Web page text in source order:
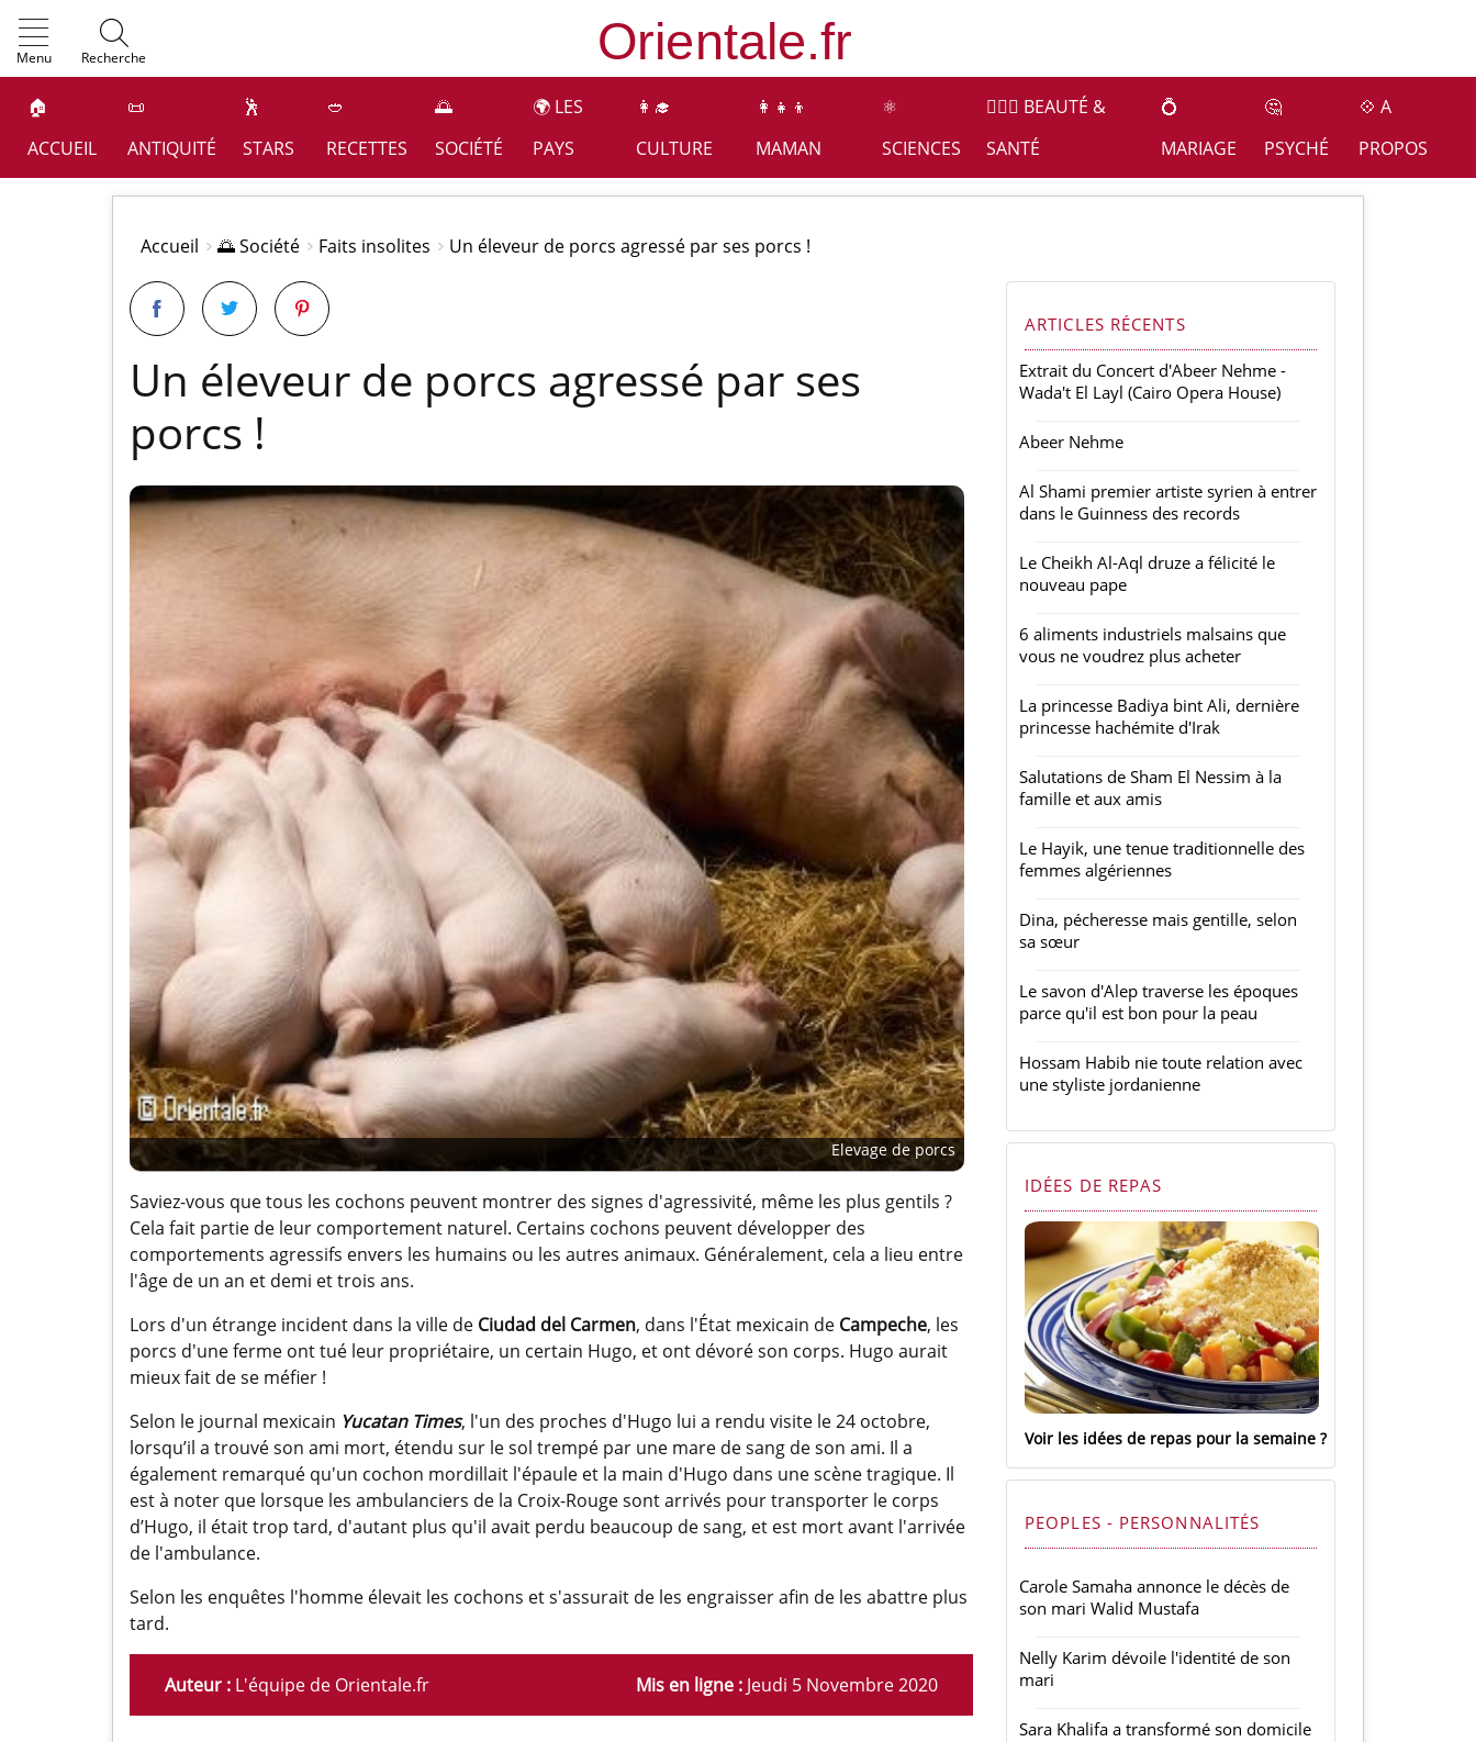
Menu Recherche
🏠
ACCUEIL
📜
ANTIQUITÉ
🕺
STARS
🥙
RECETTES
🌅
SOCIÉTÉ
🌍 LES
PAYS
👩‍🎓
CULTURE
👩‍👧‍👦
MAMAN
⚛️
SCIENCES
👩🏻‍⚕️ BEAUTÉ &
SANTÉ
💍
MARIAGE
🤔
PSYCHÉ
💠 A
PROPOS
Accueil 🌅 Société Faits insolites Un éleveur de porcs agressé par ses porcs !
Un éleveur de porcs agressé par ses
porcs !
Elevage de porcs
Saviez-vous que tous les cochons peuvent montrer des signes d'agressivité, même les plus gentils ?
Cela fait partie de leur comportement naturel. Certains cochons peuvent développer des
comportements agressifs envers les humains ou les autres animaux. Généralement, cela a lieu entre
l'âge de un an et demi et trois ans.
Lors d'un étrange incident dans la ville de Ciudad del Carmen, dans l'État mexicain de Campeche, les
porcs d'une ferme ont tué leur propriétaire, un certain Hugo, et ont dévoré son corps. Hugo aurait
mieux fait de se méfier !
Selon le journal mexicain Yucatan Times, l'un des proches d'Hugo lui a rendu visite le 24 octobre,
lorsqu’il a trouvé son ami mort, étendu sur le sol trempé par une mare de sang de son ami. Il a
également remarqué qu'un cochon mordillait l'épaule et la main d'Hugo dans une scène tragique. Il
est à noter que lorsque les ambulanciers de la Croix-Rouge sont arrivés pour transporter le corps
d’Hugo, il était trop tard, d'autant plus qu'il avait perdu beaucoup de sang, et est mort avant l'arrivée
de l'ambulance.
Selon les enquêtes l'homme élevait les cochons et s'assurait de les engraisser afin de les abattre plus
tard.
Auteur : L'équipe de Orientale.fr Mis en ligne : Jeudi 5 Novembre 2020
ARTICLES RÉCENTS
Extrait du Concert d'Abeer Nehme -
Wada't El Layl (Cairo Opera House)
Abeer Nehme
Al Shami premier artiste syrien à entrer
dans le Guinness des records
Le Cheikh Al-Aql druze a félicité le
nouveau pape
6 aliments industriels malsains que
vous ne voudrez plus acheter
La princesse Badiya bint Ali, dernière
princesse hachémite d'Irak
Salutations de Sham El Nessim à la
famille et aux amis
Le Hayik, une tenue traditionnelle des
femmes algériennes
Dina, pécheresse mais gentille, selon
sa sœur
Le savon d'Alep traverse les époques
parce qu'il est bon pour la peau
Hossam Habib nie toute relation avec
une styliste jordanienne
IDÉES DE REPAS
Voir les idées de repas pour la semaine
PEOPLES - PERSONNALITÉS
Carole Samaha annonce le décès de
son mari Walid Mustafa
Nelly Karim dévoile l'identité de son
mari
Sara Khalifa a transformé son domicile